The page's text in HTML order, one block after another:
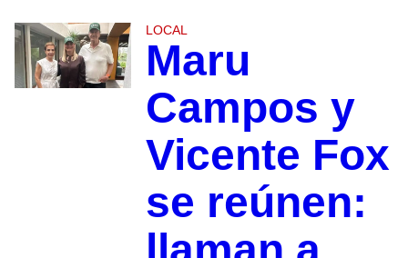
LOCAL
Maru
Campos y
Vicente Fox
se reúnen: